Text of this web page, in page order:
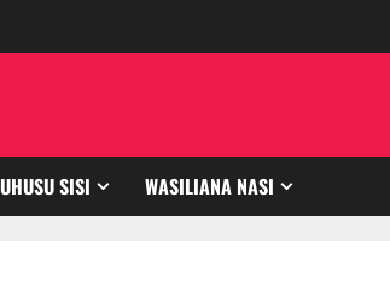
SISI WASILIANA NASI